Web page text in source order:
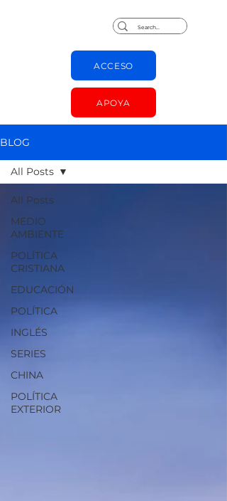
ACCESO
APOYA
BLOG
All Posts
MEDIO
AMBIENTE
POLÍTICA
CRISTIANA
EDUCACIÓN
POLÍTICA
INGLÉS
SERIES
CHINA
POLÍTICA
EXTERIOR
All Posts